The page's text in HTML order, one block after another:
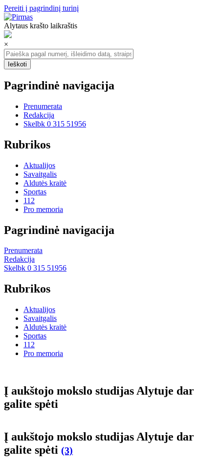
Pereiti į pagrindinį turinį
Alytaus krašto laikraštis
×
Pagrindinė navigacija
Prenumerata
Redakcija
Skelbk 0 315 51956
Rubrikos
Aktualijos
Savaitgalis
Aldutės kraitė
Sportas
112
Pro memoria
Pagrindinė navigacija
Prenumerata
Redakcija
Skelbk 0 315 51956
Rubrikos
Aktualijos
Savaitgalis
Aldutės kraitė
Sportas
112
Pro memoria
Į aukštojo mokslo studijas Alytuje dar
galite spėti
Į aukštojo mokslo studijas Alytuje dar
galite spėti (3)